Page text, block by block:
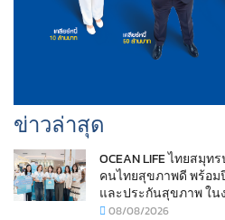
ข่าวล่าสุด
OCEAN LIFE ไทยสมุ
คนไทยสุขภาพดี พร้อม
และประกันสุขภาพ ใน
08/08/2026